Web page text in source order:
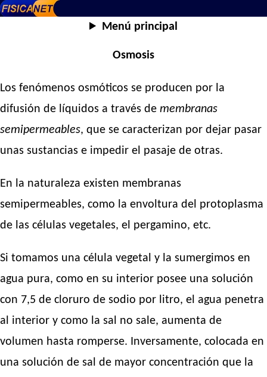
Menú principal
Osmosis
Los fenómenos osmóticos se producen por la
difusión de líquidos a través de membranas
semipermeables, que se caracterizan por dejar pasar
unas sustancias e impedir el pasaje de otras.
En la naturaleza existen membranas
semipermeables, como la envoltura del protoplasma
de las células vegetales, el pergamino, etc.
Si tomamos una célula vegetal y la sumergimos en
agua pura, como en su interior posee una solución
con 7,5 de cloruro de sodio por litro, el agua penetra
al interior y como la sal no sale, aumenta de
volumen hasta romperse. Inversamente, colocada en
una solución de sal de mayor concentración que la